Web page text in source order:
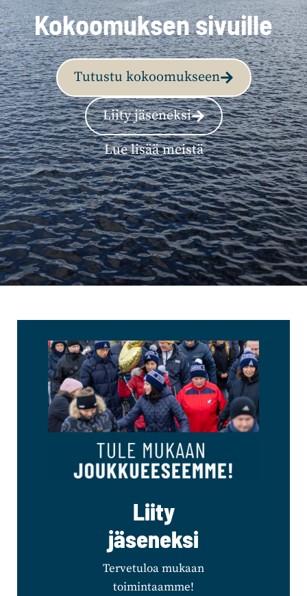
Kokoomuksen sivuille
Tutustu kokoomukseen
Liity jäseneksi
Lue lisää meistä
Liity
jäseneksi
Tervetuloa mukaan
toimintaamme!